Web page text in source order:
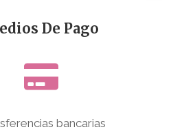
De Pago
bancarias